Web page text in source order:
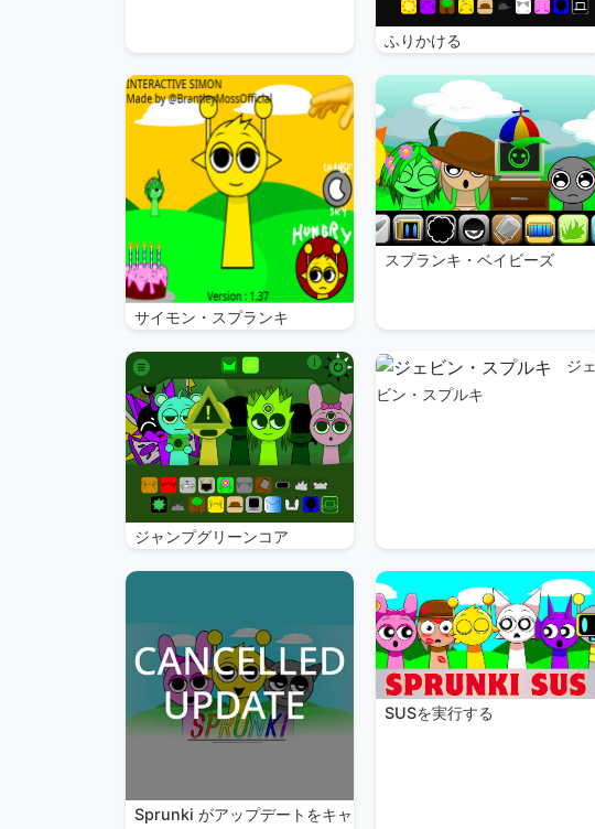
ふりかける
サイモン・スプランキ
スプランキ・ベイビーズ
ジャンプグリーンコア
ジェ
ビン・スプルキ
Sprunki がアップデートをキャ
SUSを実行する